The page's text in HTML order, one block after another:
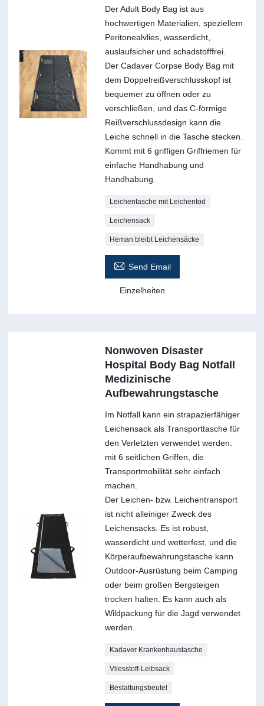
Der Adult Body Bag ist aus
hochwertigen Materialien, speziellem
Peritonealvlies, wasserdicht,
auslaufsicher und schadstofffrei.
Der Cadaver Corpse Body Bag mit
dem Doppelreißverschlusskopf ist
bequemer zu öffnen oder zu
verschließen, und das C-förmige
Reißverschlussdesign kann die
Leiche schnell in die Tasche stecken.
Kommt mit 6 griffigen Griffriemen für
einfache Handhabung und
Handhabung.
Leichentasche mit Leichentod
Leichensack
Heman bleibt Leichensäcke
 Send Email
Einzelheiten
Nonwoven Disaster
Hospital Body Bag Notfall
Medizinische
Aufbewahrungstasche
Im Notfall kann ein strapazierfähiger
Leichensack als Transporttasche für
den Verletzten verwendet werden.
mit 6 seitlichen Griffen, die
Transportmobilität sehr einfach
machen.
Der Leichen- bzw. Leichentransport
ist nicht alleiniger Zweck des
Leichensacks. Es ist robust,
wasserdicht und wetterfest, und die
Körperaufbewahrungstasche kann
Outdoor-Ausrüstung beim Camping
oder beim großen Bergsteigen
trocken halten. Es kann auch als
Wildpackung für die Jagd verwendet
werden.
Kadaver Krankenhaustasche
Vliesstoff-Leibsack
Bestattungsbeutel